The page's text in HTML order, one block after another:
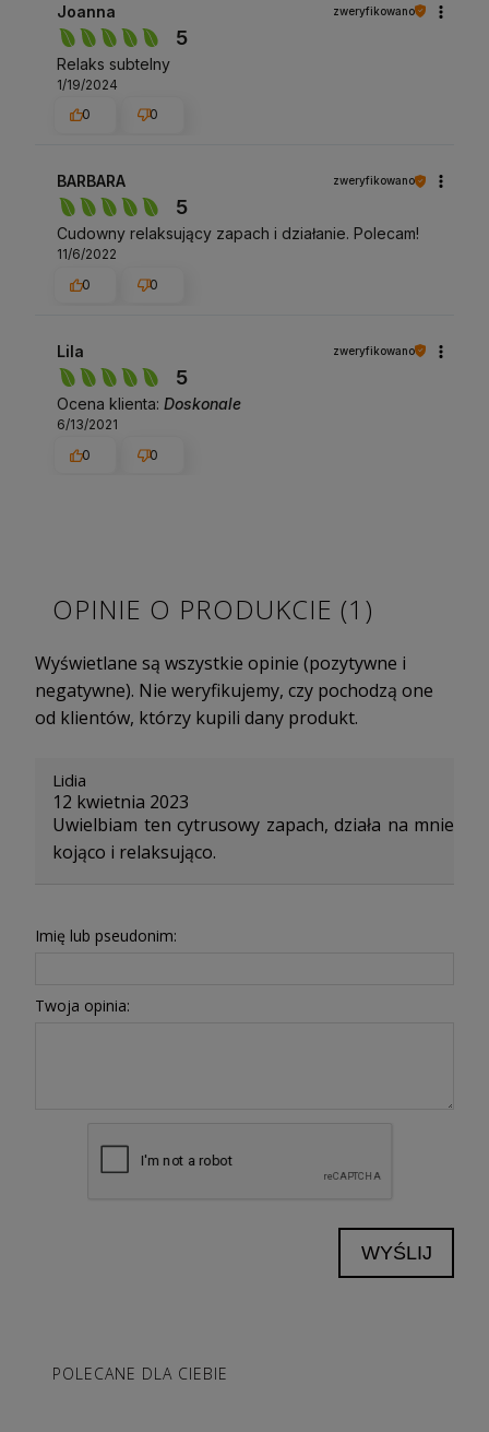
Joanna zweryfikowano
5
Relaks subtelny
1/19/2024
0
0
BARBARA zweryfikowano
5
Cudowny relaksujący zapach i działanie. Polecam!
11/6/2022
0
0
Lila zweryfikowano
5
Ocena klienta: Doskonale
6/13/2021
0
0
OPINIE O PRODUKCIE (1)
Wyświetlane są wszystkie opinie (pozytywne i
negatywne). Nie weryfikujemy, czy pochodzą one
od klientów, którzy kupili dany produkt.
Lidia
12 kwietnia 2023
Uwielbiam ten cytrusowy zapach, działa na mnie
kojąco i relaksująco.
Imię lub pseudonim:
Twoja opinia:
WYŚLIJ
POLECANE DLA CIEBIE